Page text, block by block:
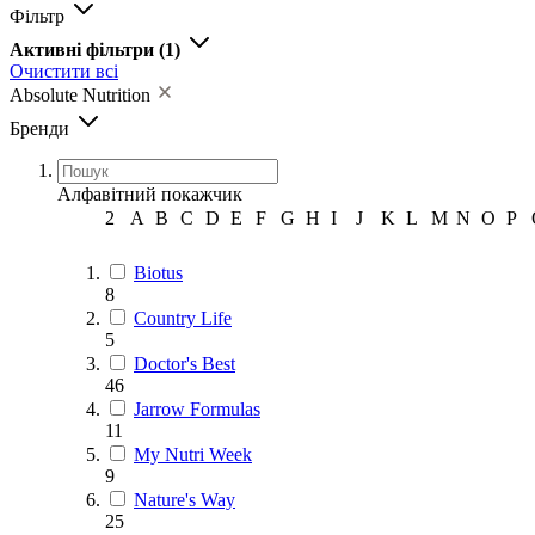
Фільтр
Активні фільтри (1)
Очистити всі
Absolute Nutrition
Бренди
Алфавітний покажчик
2
A B C D E F G H I J K L M N O P
Biotus
8
Country Life
5
Doctor's Best
46
Jarrow Formulas
11
My Nutri Week
9
Nature's Way
25